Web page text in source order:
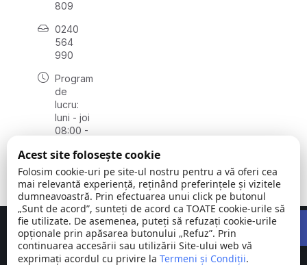
809
0240
564
990
Program
de
lucru:
luni - joi
08:00 -
vineri
08:00 -
14:00
Comuna © Toate
Concept realizat deBig Media Relații Publice SRL
Acest site folosește cookie
Folosim cookie-uri pe site-ul nostru pentru a vă oferi cea
mai relevantă experiență, reținând preferințele și vizitele
dumneavoastră. Prin efectuarea unui click pe butonul
„Sunt de acord”, sunteți de acord ca TOATE cookie-urile să
fie utilizate. De asemenea, puteți să refuzați cookie-urile
opționale prin apăsarea butonului „Refuz”. Prin
continuarea accesării sau utilizării Site-ului web vă
exprimați acordul cu privire la Termeni și Condiții.